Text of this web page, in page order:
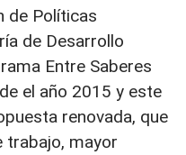
de Políticas
de Desarrollo
Entre Saberes
el año 2015 y este
renovada, que
trabajo, mayor